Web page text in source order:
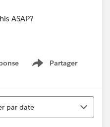
ASAP?
Partager
Show menu
par date